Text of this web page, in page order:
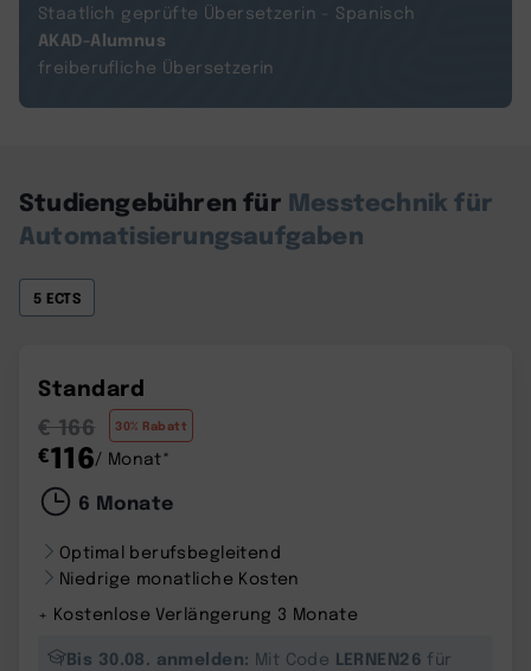
Staatlich geprüfte Übersetzerin - Spanisch
AKAD-Alumnus
freiberufliche Übersetzerin
Studiengebühren für Messtechnik für
Automatisierungsaufgaben
5 ECTS
Standard
€ 166
30% Rabatt
€116/ Monat*
6 Monate
Optimal berufsbegleitend
Niedrige monatliche Kosten
+ Kostenlose Verlängerung 3 Monate
Bis 30.08. anmelden: Mit Code LERNEN26 für